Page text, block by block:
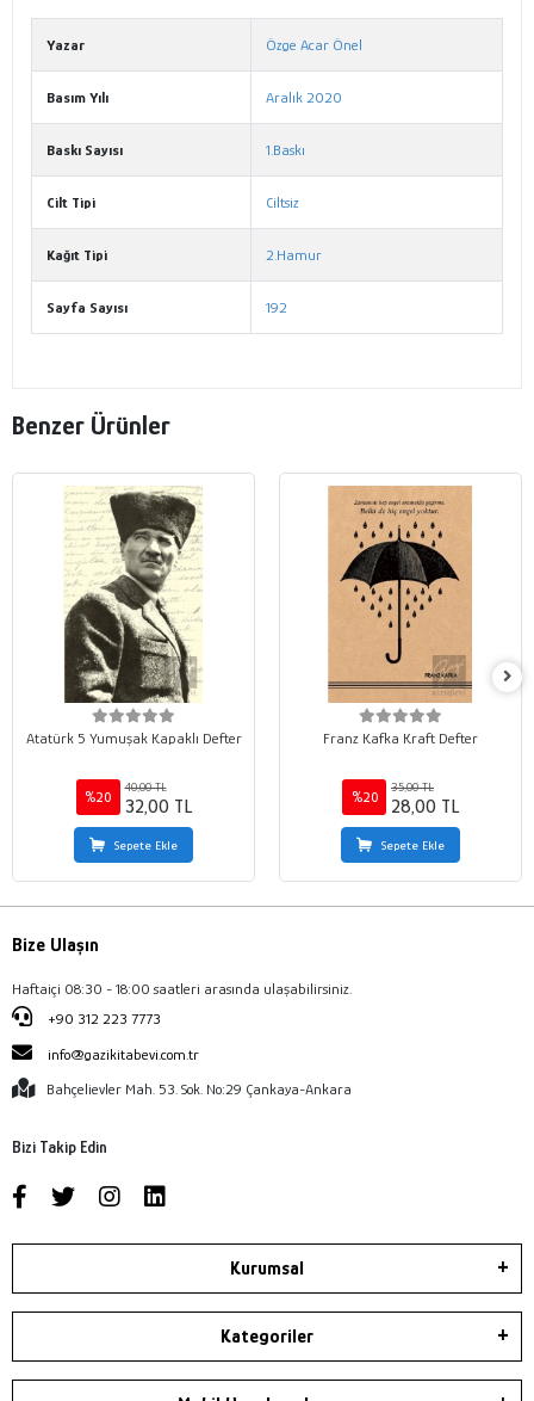
Yazar Özge Acar Önel
Basım Yılı Aralık 2020
Baskı Sayısı 1.Baskı
Cilt Tipi Ciltsiz
Kağıt Tipi 2.Hamur
Sayfa Sayısı 192
Benzer Ürünler
Atatürk 5 Yumuşak Kapaklı Defter
%20
40,00 TL
32,00 TL
Sepete Ekle
Franz Kafka Kraft Defter
%20
35,00 TL
28,00 TL
Sepete Ekle
Bize Ulaşın
Haftaiçi 08:30 - 18:00 saatleri arasında ulaşabilirsiniz.
+90 312 223 7773
info@gazikitabevi.com.tr
Bahçelievler Mah. 53. Sok. No:29 Çankaya-Ankara
Bizi Takip Edin
Kurumsal
Kategoriler